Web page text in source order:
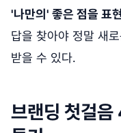
'나만의' 좋은 점을 표
답을 찾아야 정말 새
받을 수 있다.
브랜딩 첫걸